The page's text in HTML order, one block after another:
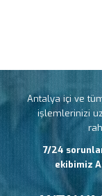
Antalya içi ve
işlemlerinizi
7/24
ekibimiz